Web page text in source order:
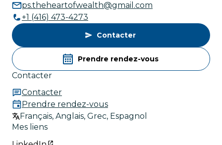
ps.theheartofwealth@gmail.com
+1 (416) 473-4273
Contacter
Prendre rendez-vous
Contacter
Contacter
Prendre rendez-vous
Français, Anglais, Grec, Espagnol
Mes liens